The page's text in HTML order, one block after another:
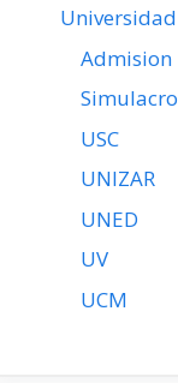
Universidad
Admision
Simulacro
USC
UNIZAR
UNED
UV
UCM